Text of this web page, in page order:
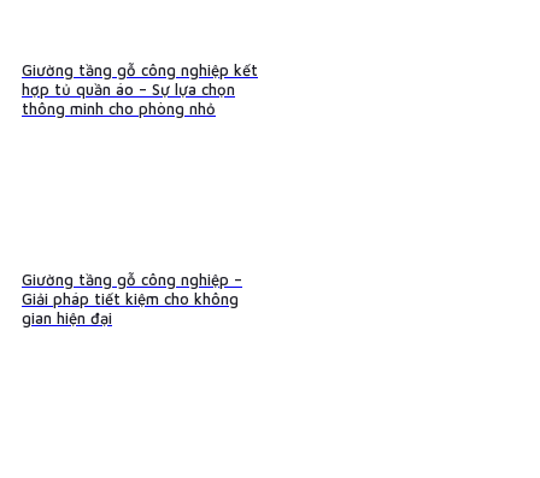
Giường tầng gỗ công nghiệp kết
hợp tủ quần áo – Sự lựa chọn
thông minh cho phòng nhỏ
Giường tầng gỗ công nghiệp –
Giải pháp tiết kiệm cho không
gian hiện đại